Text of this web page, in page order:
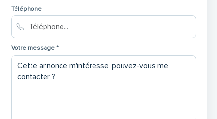
Téléphone
Votre message *